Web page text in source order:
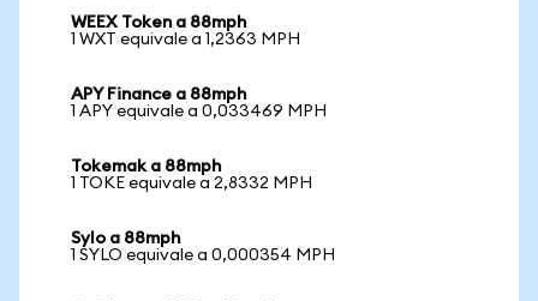
WEEX Token a 88mph
1 WXT equivale a 1,2363 MPH
APY Finance a 88mph
1 APY equivale a 0,033469 MPH
Tokemak a 88mph
1 TOKE equivale a 2,8332 MPH
Sylo a 88mph
1 SYLO equivale a 0,000354 MPH